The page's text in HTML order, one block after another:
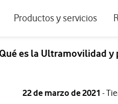
Productos y servicios
es la Ultramovilidad y
22 de marzo de 2021 -